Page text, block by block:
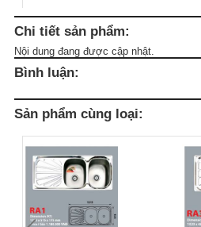
Chi tiết sản phẩm:
Nội dung đang được cập nhật.
Bình luận:
Sản phẩm cùng loại: